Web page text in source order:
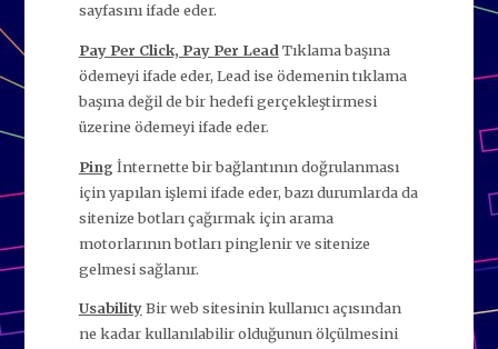
sayfasını ifade eder.
Pay Per Click, Pay Per Lead Tıklama başına
ödemeyi ifade eder, Lead ise ödemenin tıklama
başına değil de bir hedefi gerçekleştirmesi
üzerine ödemeyi ifade eder.
Ping İnternette bir bağlantının doğrulanması
için yapılan işlemi ifade eder, bazı durumlarda da
sitenize botları çağırmak için arama
motorlarının botları pinglenir ve sitenize
gelmesi sağlanır.
UsabilityBir web sitesinin kullanıcı açısından
ne kadar kullanılabilir olduğunun ölçülmesini